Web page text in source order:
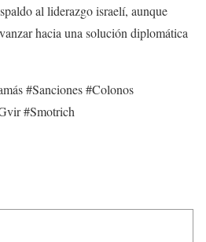
al liderazgo israelí, aunque
hacia una solución diplomática
#Sanciones #Colonos
#Smotrich